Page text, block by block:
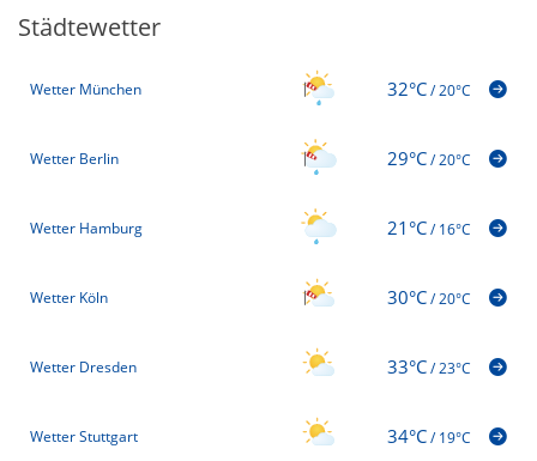
Städtewetter
Wetter München 32°C/20°C
Wetter Berlin 29°C/20°C
Wetter Hamburg 21°C/16°C
Wetter Köln 30°C/20°C
Wetter Dresden 33°C/23°C
Wetter Stuttgart 34°C/19°C